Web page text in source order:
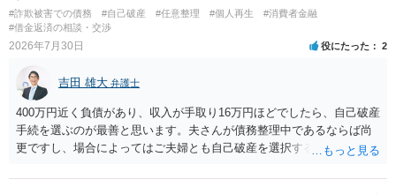
#詐欺被害での債務 #自己破産 #任意整理 #個人再生
#消費者金融
#借金返済の相談・交渉
2026年7月30日 役にたった 2
吉田 雄大 弁護士
400万円近く負債があり、収入が手取り16万円ほどでしたら、自己破産
手続を選ぶのが最善と思います。夫さんが債務整理中であるならば尚
更ですし、場合によってはご夫婦とも自己破産を選択する方法もある